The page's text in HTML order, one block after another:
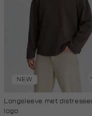
NEW
Longsleeve met
logo